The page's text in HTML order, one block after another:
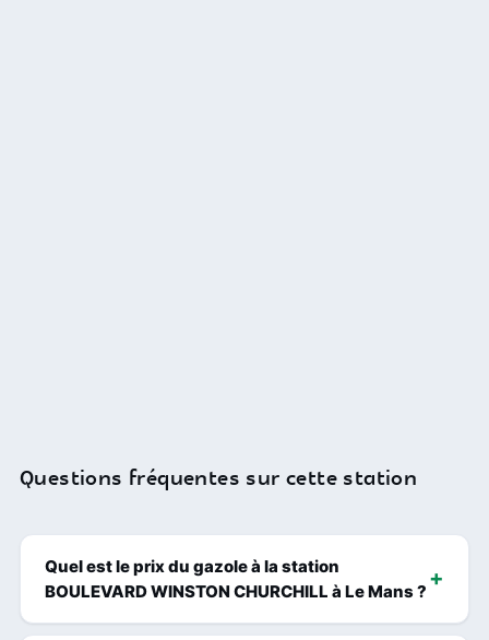
Questions fréquentes sur cette station
Quel est le prix du gazole à la station
BOULEVARD WINSTON CHURCHILL à Le Mans ?